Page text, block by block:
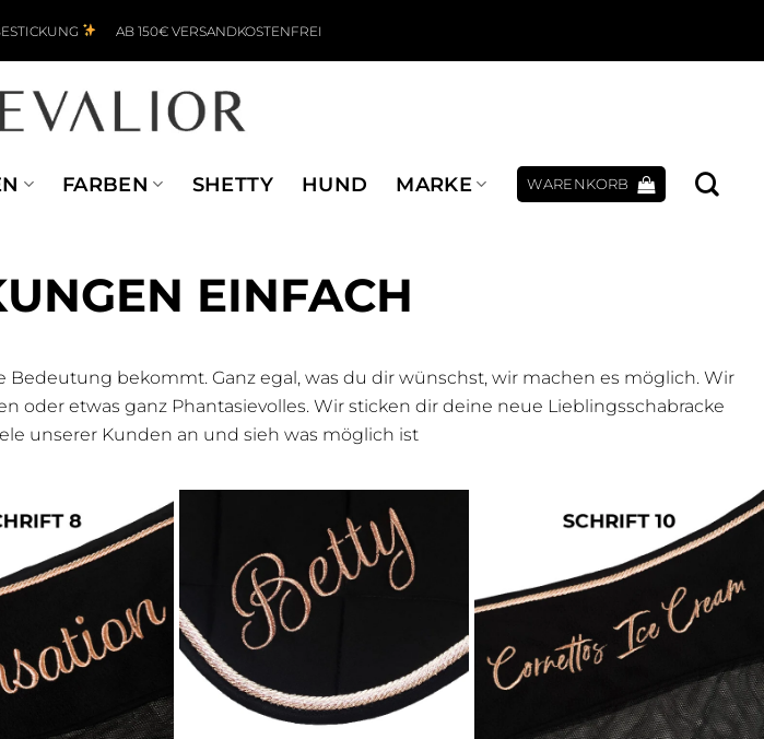
AB 150€ VERSANDKOSTENFREI
FARBEN SHETTY HUND MARKE WARENKORB
EINFACH
bekommt. Ganz egal, was du dir wünschst, wir machen es möglich. Wir
oder etwas ganz Phantasievolles. Wir sticken dir deine neue Lieblingsschabracke
unserer Kunden an und sieh was möglich ist